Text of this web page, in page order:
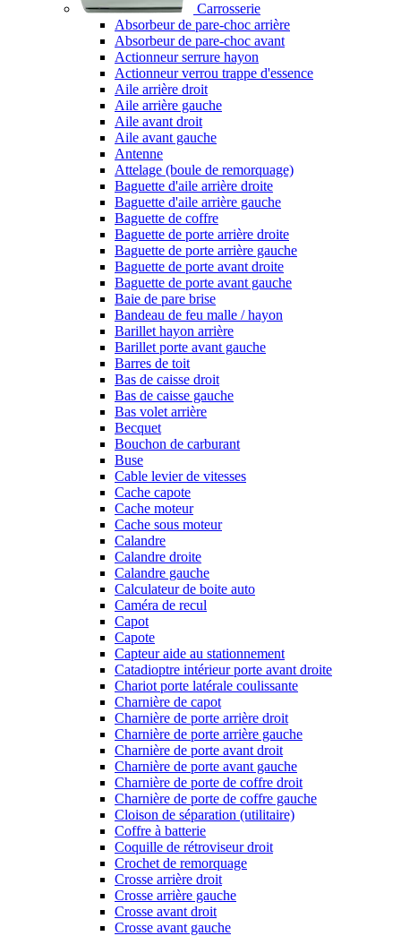
Carrosserie
Absorbeur de pare-choc arrière
Absorbeur de pare-choc avant
Actionneur serrure hayon
Actionneur verrou trappe d'essence
Aile arrière droit
Aile arrière gauche
Aile avant droit
Aile avant gauche
Antenne
Attelage (boule de remorquage)
Baguette d'aile arrière droite
Baguette d'aile arrière gauche
Baguette de coffre
Baguette de porte arrière droite
Baguette de porte arrière gauche
Baguette de porte avant droite
Baguette de porte avant gauche
Baie de pare brise
Bandeau de feu malle / hayon
Barillet hayon arrière
Barillet porte avant gauche
Barres de toit
Bas de caisse droit
Bas de caisse gauche
Bas volet arrière
Becquet
Bouchon de carburant
Buse
Cable levier de vitesses
Cache capote
Cache moteur
Cache sous moteur
Calandre
Calandre droite
Calandre gauche
Calculateur de boite auto
Caméra de recul
Capot
Capote
Capteur aide au stationnement
Catadioptre intérieur porte avant droite
Chariot porte latérale coulissante
Charnière de capot
Charnière de porte arrière droit
Charnière de porte arrière gauche
Charnière de porte avant droit
Charnière de porte avant gauche
Charnière de porte de coffre droit
Charnière de porte de coffre gauche
Cloison de séparation (utilitaire)
Coffre à batterie
Coquille de rétroviseur droit
Crochet de remorquage
Crosse arrière droit
Crosse arrière gauche
Crosse avant droit
Crosse avant gauche